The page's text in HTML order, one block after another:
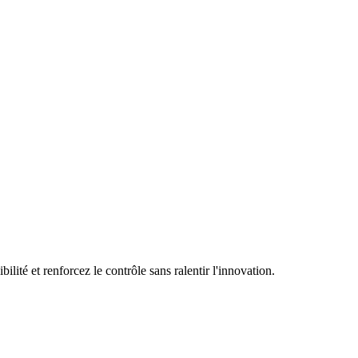
et renforcez le contrôle sans ralentir l'innovation.